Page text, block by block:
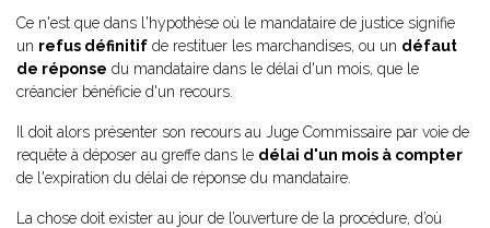
Ce n'est que dans l'hypothèse où le mandataire de justice signifie
un refus définitif de restituer les marchandises, ou un défaut
de réponse du mandataire dans le délai d'un mois, que le
créancier bénéficie d'un recours.
Il doit alors présenter son recours au Juge Commissaire par voie de
requête à déposer au greffe dans le délai d'un mois à compter
de l'expiration du délai de réponse du mandataire.
La chose doit exister au jour de l’ouverture de la procédure, d’où